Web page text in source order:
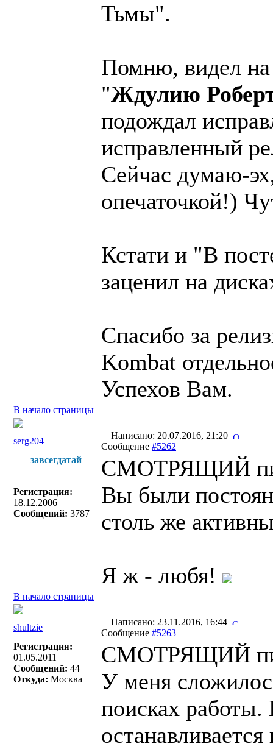
Тьмы".
Помню, видел на
"Ждулию
подождал
исправленный
Сейчас думаю-
опечаточкой!)
Кстати и "В
заценил на
Спасибо за
Kombat
Успехов Вам.
В начало страницы
serg204
Написано: 20.07.2016, 21:20
Сообщение #5262
завсегдатай
Регистрация:
18.12.2006
Сообщений: 3787
СМОТРЯЩИЙ
Вы были
столь же
Я ж - любя!
В начало страницы
shultzie
Написано: 23.11.2016, 16:44
Сообщение #5263
Регистрация:
01.05.2011
Сообщений: 44
Откуда: Москва
СМОТРЯЩИЙ
У меня
поисках